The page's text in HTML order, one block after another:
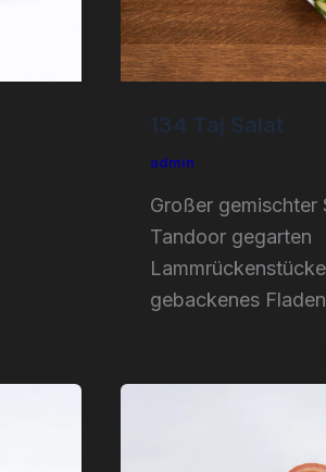
134 Taj Salat
admin
Großer gemischter
Tandoor gegarten
gebackenes